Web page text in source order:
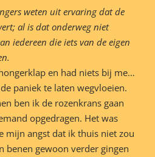
weten uit ervaring dat de
al is dat onderweg niet
iedereen die iets van de eigen
en had niets bij me…
paniek te laten wegvloeien.
ben ik de rozenkrans gaan
opgedragen. Het was
mijn angst dat ik thuis niet zou
benen gewoon verder gingen